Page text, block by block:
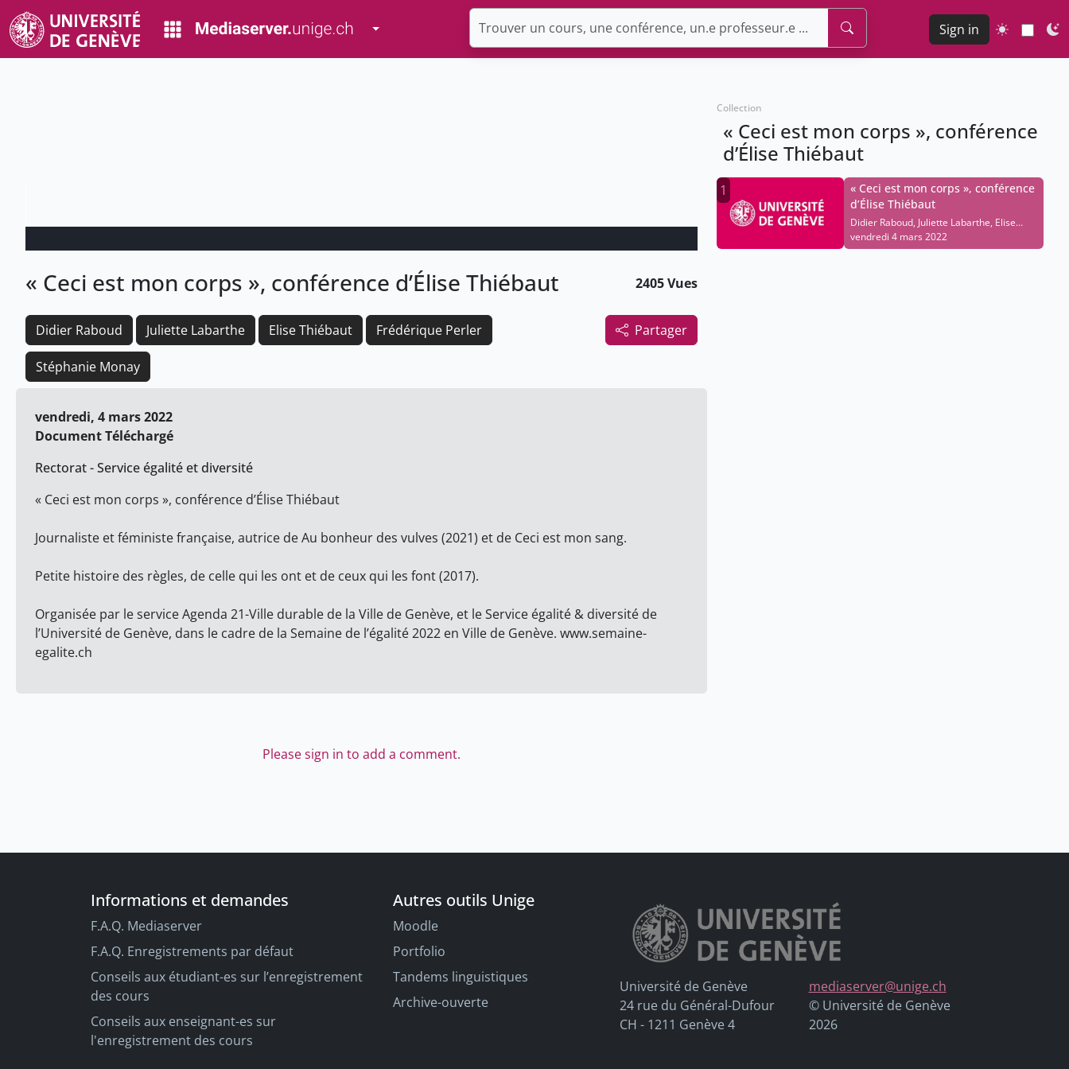
Toggle Dropdown Sign in
« Ceci est mon corps », conférence d’Élise Thiébaut 2405 Vues
Partager
Didier Raboud Juliette Labarthe Elise Thiébaut Frédérique Perler
Stéphanie Monay
vendredi, 4 mars 2022
Document Téléchargé
Rectorat - Service égalité et diversité
« Ceci est mon corps », conférence d’Élise Thiébaut
Journaliste et féministe française, autrice de Au bonheur des vulves (2021) et de Ceci est mon sang.
Petite histoire des règles, de celle qui les ont et de ceux qui les font (2017).
Organisée par le service Agenda 21-Ville durable de la Ville de Genève, et le Service égalité & diversité de
l’Université de Genève, dans le cadre de la Semaine de l’égalité 2022 en Ville de Genève. www.semaine-
egalite.ch
Please sign in to add a comment.
Collection
« Ceci est mon corps », conférence
d’Élise Thiébaut
1
« Ceci est mon corps », conférence
d’Élise Thiébaut
Didier Raboud, Juliette Labarthe, Elise
Thiébaut, Frédérique Perler, Stéphanie
Monay
vendredi 4 mars 2022
Informations et demandes
F.A.Q. Mediaserver
F.A.Q. Enregistrements par défaut
Conseils aux étudiant-es sur l’enregistrement
des cours
Conseils aux enseignant-es sur
l'enregistrement des cours
Autres outils Unige
Moodle
Portfolio
Tandems linguistiques
Archive-ouverte
Université de Genève
24 rue du Général-Dufour
CH - 1211 Genève 4
mediaserver@unige.ch
© Université de Genève
2026